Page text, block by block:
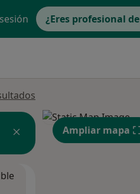
¿Eres profesional
Ampliar mapa